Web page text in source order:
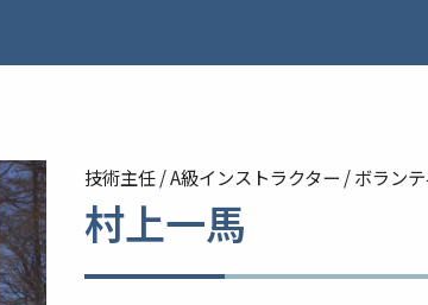
技術主任 / A級インストラクター / ボラン
村上一馬